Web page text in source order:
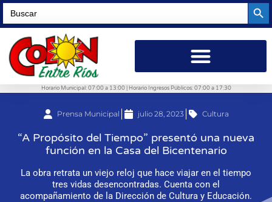
Search
for:
Horario Municipal: 07:00 a 13:00 | Horario Ingresos Públicos: 07:00 a 17:30
Prensa Municipal julio 28, 2023 Cultura
“A Propósito del Tiempo” presentó una nueva
función en la Casa del Bicentenario
La obra retrata un viejo reloj que hace viajar en el tiempo
tres vidas desencontradas. Cuenta con el
acompañamiento de la Dirección de Cultura y Educación.